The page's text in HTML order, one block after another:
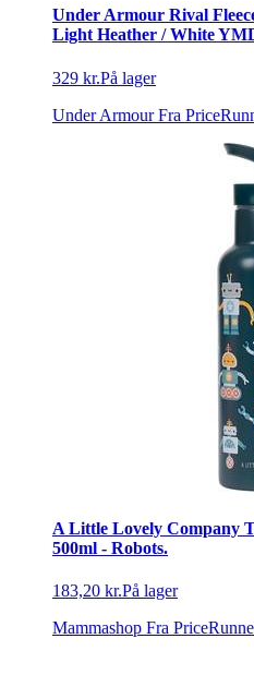
Under Armour Rival
Light Heather / White
329 kr.På lager
Under Armour Fra
A Little Lovely Company
500ml - Robots.
183,20 kr.På lager
Mammashop Fra